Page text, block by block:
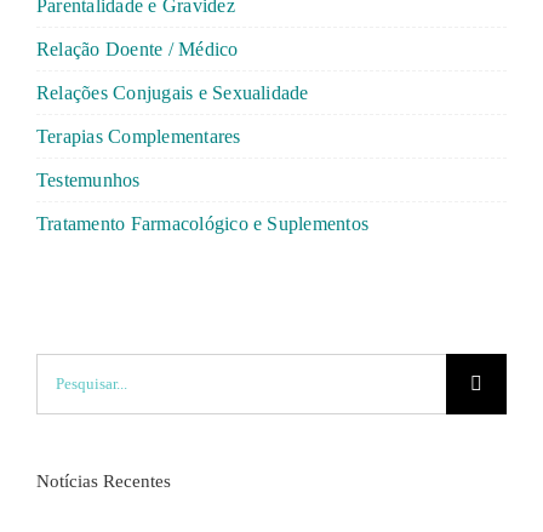
Notícias Recentes
Parentalidade e Gravidez
Relação Doente / Médico
Relações Conjugais e Sexualidade
Terapias Complementares
Testemunhos
Tratamento Farmacológico e Suplementos